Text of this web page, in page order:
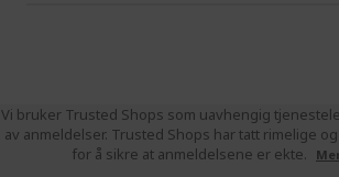
Vi bruker Trusted Shops som uavhengig
av anmeldelser. Trusted Shops har tatt rimelige
for å sikre at anmeldelsene er ekte.